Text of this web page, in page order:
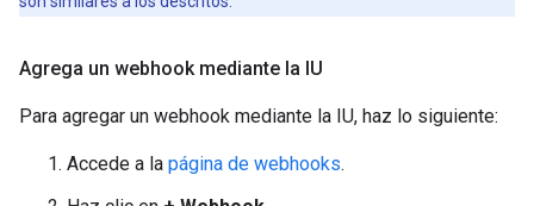
Agrega un webhook mediante la IU
Para agregar un webhook mediante la IU, haz lo siguiente:
Accede a la página de webhooks.